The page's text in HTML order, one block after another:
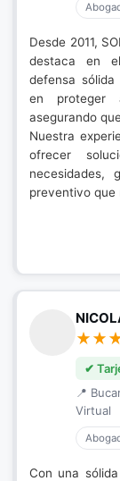
Desde 2011,
destaca en
defensa
en proteger
asegurando
Nuestra
ofrecer
necesidades,
preventivo que
✔
📍
Virtual
Con una